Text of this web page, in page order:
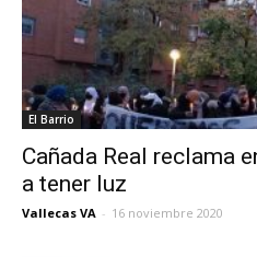
El Barrio
Cañada Real reclama
a tener luz
Vallecas VA - 16 noviembre 2020